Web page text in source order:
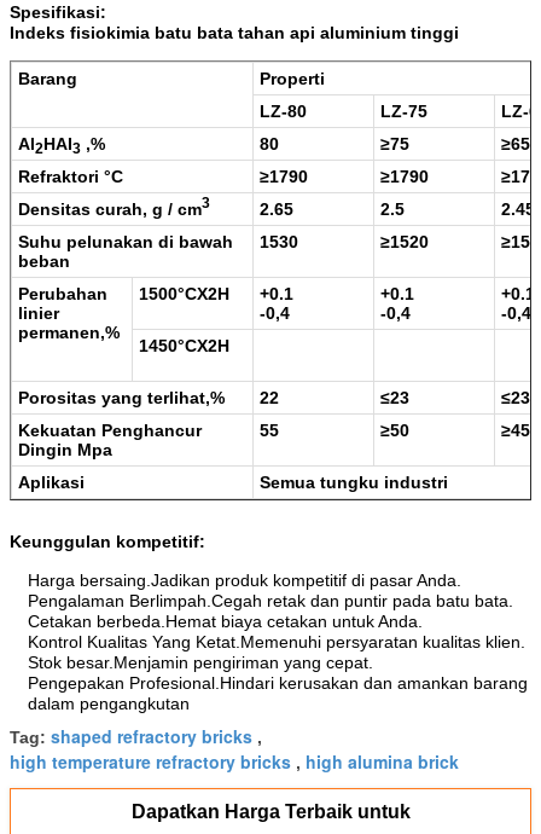
Spesifikasi:
Indeks fisiokimia batu bata tahan api aluminium tinggi
Barang
Properti
LZ-80
LZ-75
LZ-
Al2HAI3 ,% 80 ≥75 ≥65
Refraktori °C ≥1790 ≥1790 ≥
Densitas curah, g / cm3 2.65 2.5
2.45
Suhu pelunakan di bawah
beban
1530 ≥1520 ≥
Perubahan
linier
permanen,%
1500°CX2H
+0.1
-0,4
+0.1
-0,4
+0.1
-0,4
1450°CX2H
Porositas yang terlihat,% 22 ≤23 ≤23
Kekuatan Penghancur
Dingin Mpa
55 ≥50 ≥45
Aplikasi Semua tungku industri
Keunggulan kompetitif:
Harga bersaing.Jadikan produk kompetitif di pasar Anda.
Pengalaman Berlimpah.Cegah retak dan puntir pada batu bata.
Cetakan berbeda.Hemat biaya cetakan untuk Anda.
Kontrol Kualitas Yang Ketat.Memenuhi persyaratan kualitas klien.
Stok besar.Menjamin pengiriman yang cepat.
Pengepakan Profesional.Hindari kerusakan dan amankan barang
dalam pengangkutan
Tag: shaped refractory bricks ,
high temperature refractory bricks , high alumina brick
Dapatkan Harga Terbaik untuk